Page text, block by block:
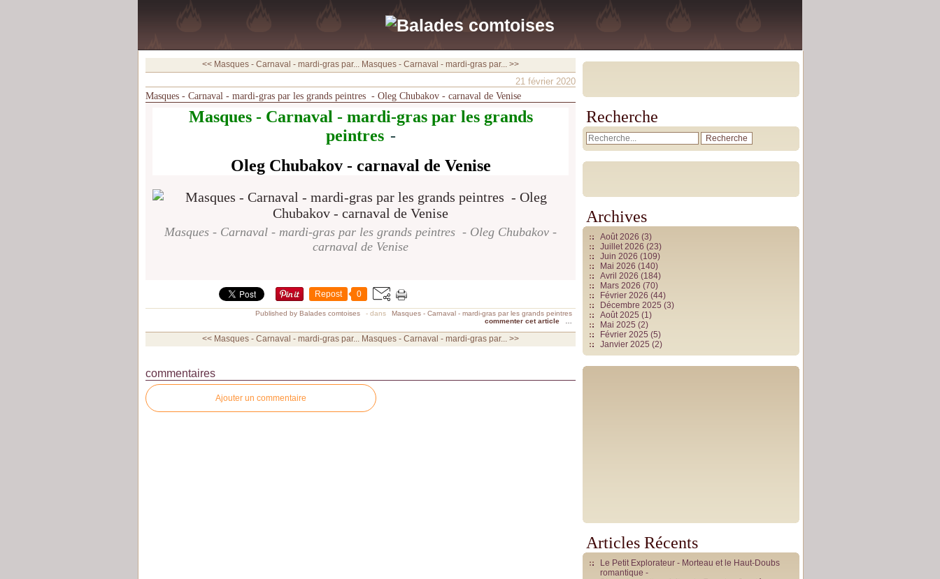
<< Masques - Carnaval - mardi-gras par... Masques - Carnaval - mardi-gras par... >>
21 février 2020
Masques - Carnaval - mardi-gras par les grands peintres - Oleg Chubakov - carnaval de Venise
Masques - Carnaval - mardi-gras par les grands
peintres -
Oleg Chubakov - carnaval de Venise
Masques - Carnaval - mardi-gras par les grands peintres - Oleg Chubakov -
carnaval de Venise
Repost 0
Published by Balades comtoises - dans
Masques - Carnaval - mardi-gras par les grands peintres
commenter cet article
<< Masques - Carnaval - mardi-gras par... Masques - Carnaval - mardi-gras par... >>
commentaires
Ajouter un commentaire
Recherche
Archives
Août 2026 (3)
Juillet 2026 (23)
Juin 2026 (109)
Mai 2026 (140)
Avril 2026 (184)
Mars 2026 (70)
Février 2026 (44)
Décembre 2025 (3)
Août 2025 (1)
Mai 2025 (2)
Février 2025 (5)
Janvier 2025 (2)
Articles Récents
Le Petit Explorateur - Morteau et le Haut-Doubs
romantique -